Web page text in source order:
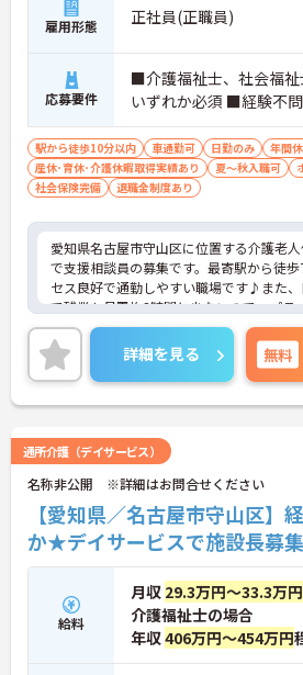
生活相談員として知識や経験を活かせるポ
です。
・社会福祉主事または社会福祉士資格を
・利用者様やご家族への相談援助業務を担
・幅広い高齢者福祉サービスに触れられる
→ 福祉の専門職として成長したい方にもお
す♪
雇用形態 正社員(正職員)
応募要件
■介護福祉士、社会福
いずれか必須 ■経験不問
駅から徒歩10分以内 車通勤可 日勤のみ
年間
産休･育休･介護休暇取得実績あり
夏～秋入職可
社会保険完備
退職金制度あり
愛知県名古屋市守山区に位置する介護老
で支援相談員の募集です。最寄駅から徒
セス良好で通勤しやすい職場です♪また、
で残業も月平均3時間と少ないので、プラ
の時間を大切にできます！ご興味のある
のポイントお伝えしますのでご気軽にお問
ください。
詳細を見る 無料
通所介護（デイサービス）
名称非公開 ※詳細はお問合せください
【愛知県／名古屋市守山区】
か★デイサービスで施設長募集
給料
月収 29.3万円～33.3万円
介護福祉士の場合
年収406万円～454万円